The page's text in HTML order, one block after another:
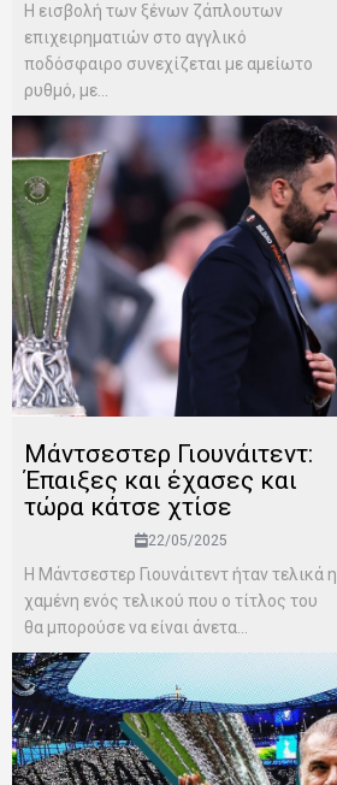
Η εισβολή των ξένων ζάπλουτων
επιχειρηματιών στο αγγλικό
ποδόσφαιρο συνεχίζεται με αμείωτο
ρυθμό, με...
Μάντσεστερ Γιουνάιτεντ:
Έπαιξες και έχασες και
τώρα κάτσε χτίσε
22/05/2025
Η Μάντσεστερ Γιουνάιτεντ ήταν τελικά η
χαμένη ενός τελικού που ο τίτλος του
θα μπορούσε να είναι άνετα...